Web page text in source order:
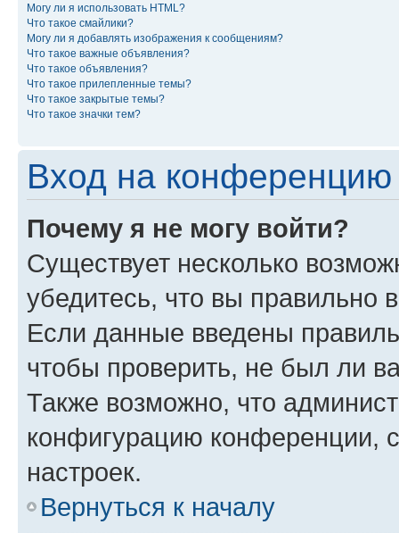
Могу ли я использовать HTML?
Что такое смайлики?
Могу ли я добавлять изображения к сообщениям?
Что такое важные объявления?
Что такое объявления?
Что такое прилепленные темы?
Что такое закрытые темы?
Что такое значки тем?
Вход на конференцию
Почему я не могу войти?
Существует несколько
убедитесь, что вы правильно
Если данные введены
чтобы проверить, не был ли
Также возможно, что
конфигурацию конференции,
настроек.
Вернуться к началу